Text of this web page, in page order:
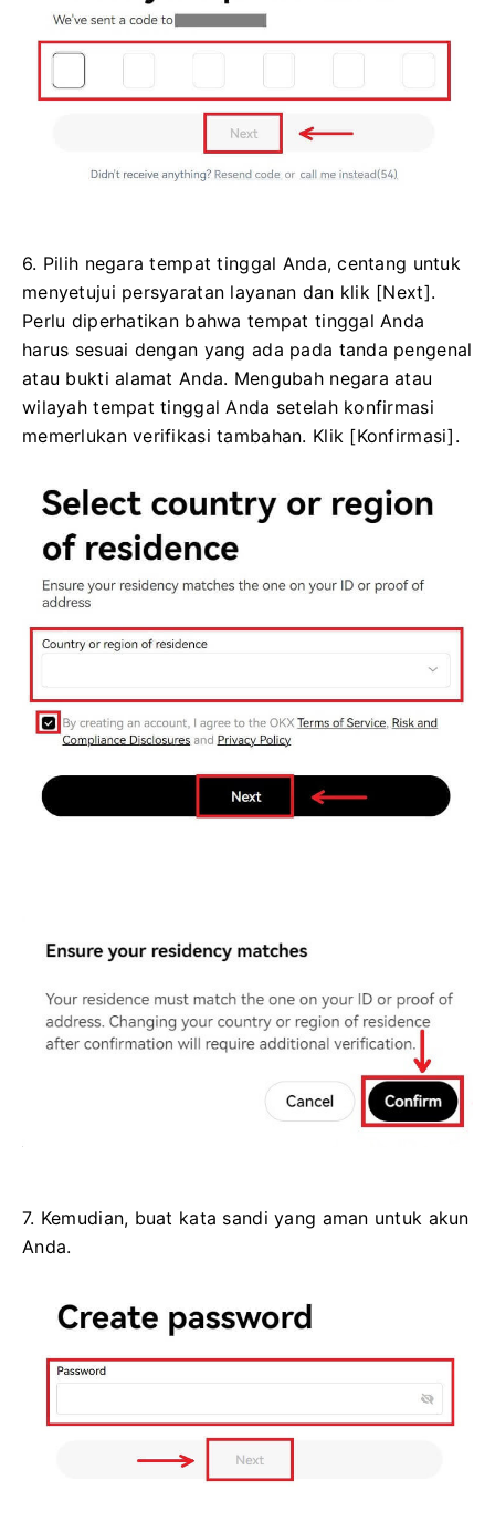
6. Pilih negara tempat tinggal Anda, centang untuk
menyetujui persyaratan layanan dan klik [Next].
Perlu diperhatikan bahwa tempat tinggal Anda
harus sesuai dengan yang ada pada tanda pengenal
atau bukti alamat Anda. Mengubah negara atau
wilayah tempat tinggal Anda setelah konfirmasi
memerlukan verifikasi tambahan. Klik [Konfirmasi].
7. Kemudian, buat kata sandi yang aman untuk akun
Anda.